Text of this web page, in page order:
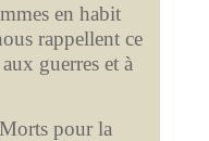
en habit
rappellent ce
guerres et à
pour la